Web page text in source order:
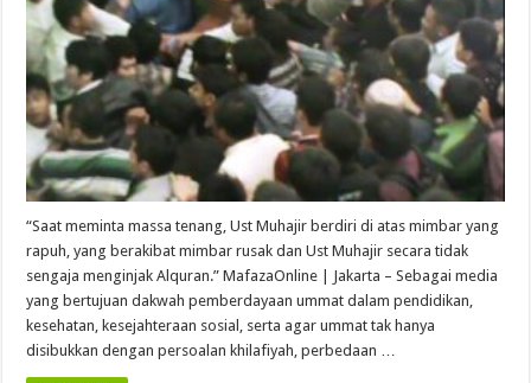
“Saat meminta massa tenang, Ust Muhajir berdiri di atas mimbar yang
rapuh, yang berakibat mimbar rusak dan Ust Muhajir secara tidak
sengaja menginjak Alquran.” MafazaOnline | Jakarta – Sebagai media
yang bertujuan dakwah pemberdayaan ummat dalam pendidikan,
kesehatan, kesejahteraan sosial, serta agar ummat tak hanya
disibukkan dengan persoalan khilafiyah, perbedaan …